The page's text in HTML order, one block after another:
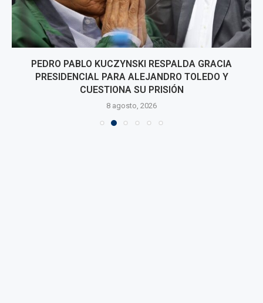
PEDRO PABLO KUCZYNSKI RESPALDA GRACIA
PRESIDENCIAL PARA ALEJANDRO TOLEDO Y
CUESTIONA SU PRISIÓN
8 agosto, 2026